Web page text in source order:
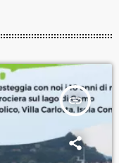
insert_link